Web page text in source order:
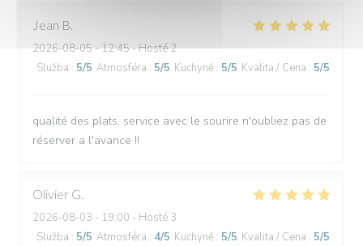
Jean B
2026-08-05- 12:45 - Hosté 2
Služba : 5/5 Atmosféra : 5/5 Kuchyně : 5/5 Kvalita / Cena : 5/5
qualité des plats, service avec le sourire n'oubliez pas de
réserver a l'avance !!
Olivier G
2026-08-03 - 19:00 - Hosté 3
Služba : 5/5 Atmosféra : 4/5 Kuchyně : 5/5 Kvalita / Cena : 5/5